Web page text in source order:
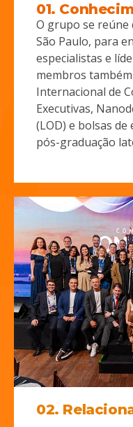
01.
O grupo se reúne
São Paulo, para
especialistas e
membros
Internacional de
Executivas,
(LOD) e bolsas
pós-graduação
02.